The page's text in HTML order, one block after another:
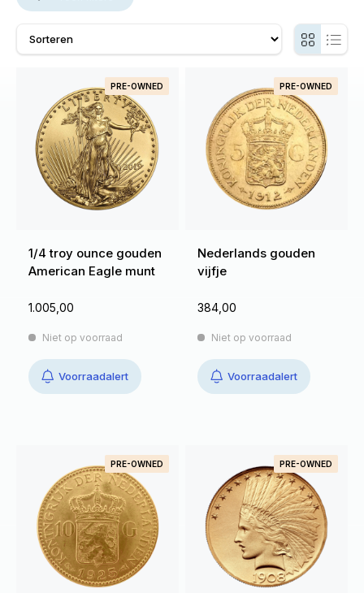
PRE-OWNED
1/4 troy ounce gouden
American Eagle munt
1.005,00
Niet op voorraad
Voorraadalert
PRE-OWNED
Nederlands gouden
vijfje
384,00
Niet op voorraad
Voorraadalert
PRE-OWNED PRE-OWNED